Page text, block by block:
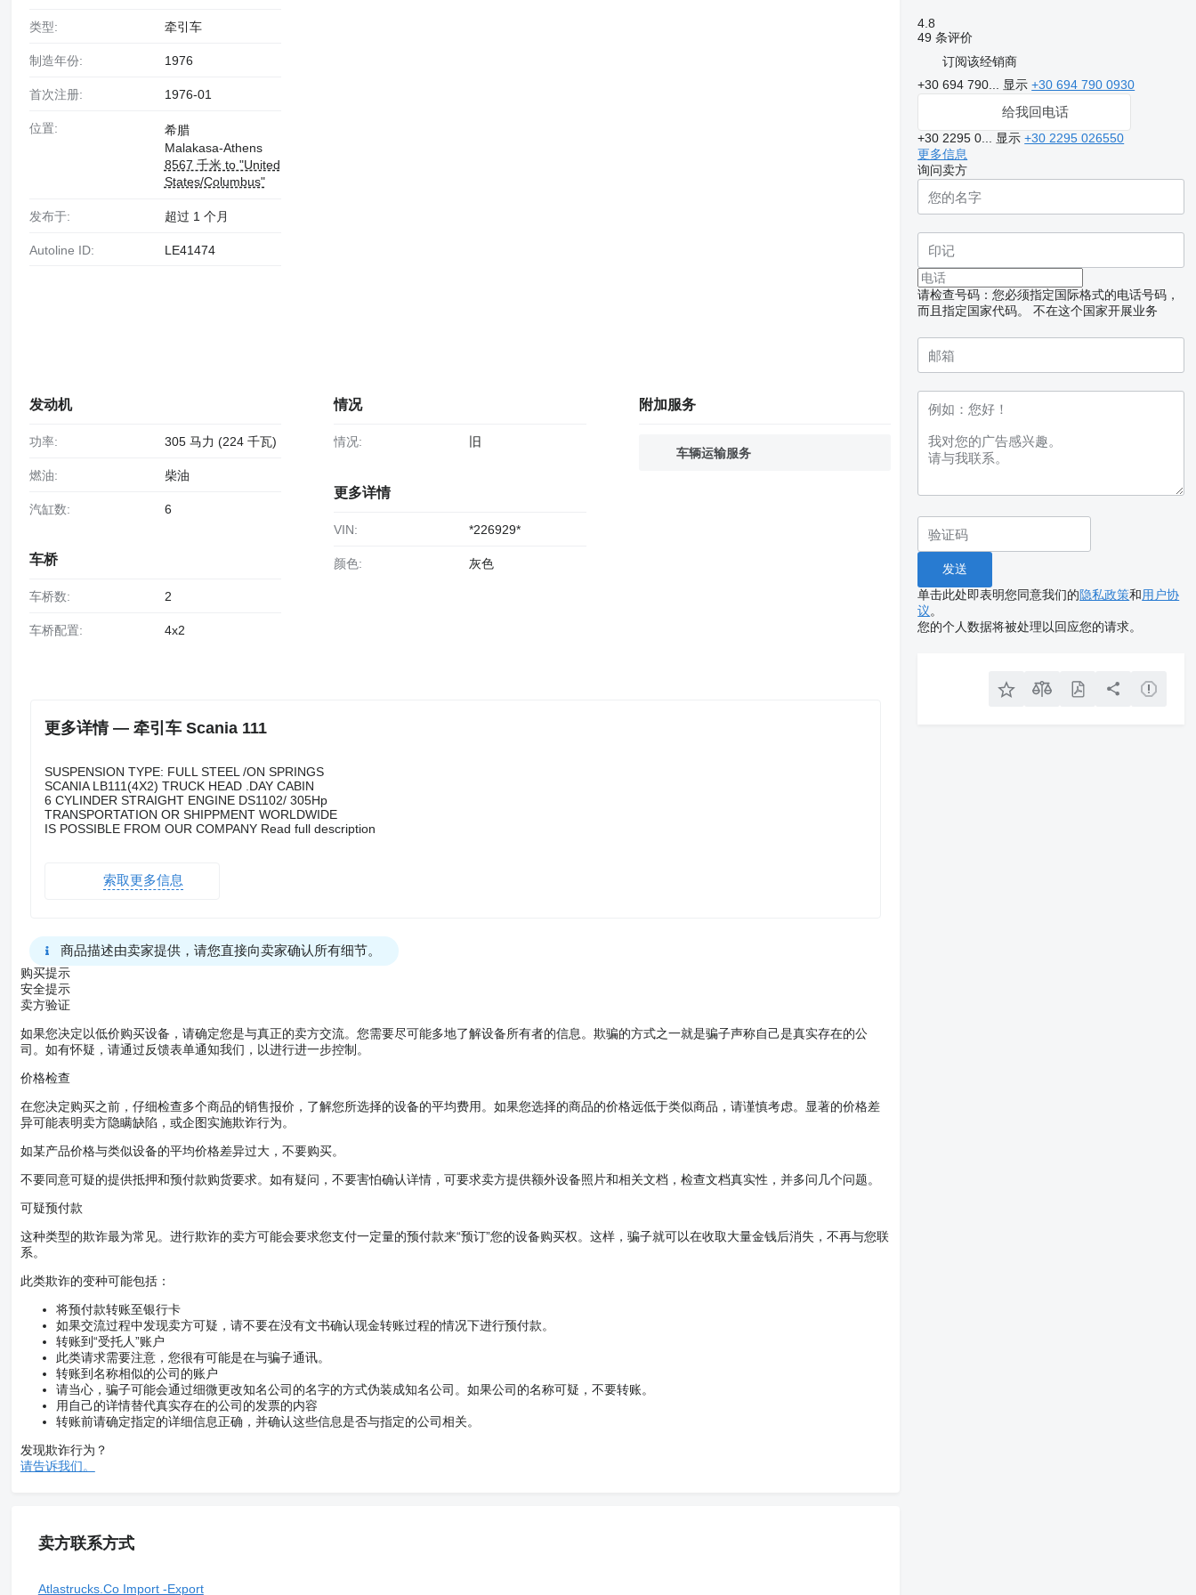
类型: 牵引车
制造年份: 1976
首次注册: 1976-01
位置:
希腊
Malakasa-Athens
8567 千米 to "United
States/Columbus"
发布于: 超过 1 个月
Autoline ID: LE41474
发动机
功率: 305 马力 (224 千瓦)
燃油: 柴油
汽缸数: 6
车桥
车桥数: 2
车桥配置: 4x2
情况
情况: 旧
更多详情
VIN: *226929*
颜色: 灰色
附加服务
车辆运输服务
更多详情 — 牵引车 Scania 111
SUSPENSION TYPE: FULL STEEL /ON SPRINGS
SCANIA LB111(4X2) TRUCK HEAD .DAY CABIN
6 CYLINDER STRAIGHT ENGINE DS1102/ 305Hp
TRANSPORTATION OR SHIPPMENT WORLDWIDE
IS POSSIBLE FROM OUR COMPANY Read full description
索取更多信息
商品描述由卖家提供，请您直接向卖家确认所有细节。
购买提示
安全提示
卖方验证
如果您决定以低价购买设备，请确定您是与真正的卖方交流。您需要尽可能多地了解设备所有者的信息。欺骗的方式之一就是骗子声称自己是真实存在的公
司。如有怀疑，请通过反馈表单通知我们，以进行进一步控制。
价格检查
在您决定购买之前，仔细检查多个商品的销售报价，了解您所选择的设备的平均费用。如果您选择的商品的价格远低于类似商品，请谨慎考虑。显著的价格差
异可能表明卖方隐瞒缺陷，或企图实施欺诈行为。
如某产品价格与类似设备的平均价格差异过大，不要购买。
不要同意可疑的提供抵押和预付款购货要求。如有疑问，不要害怕确认详情，可要求卖方提供额外设备照片和相关文档，检查文档真实性，并多问几个问题。
可疑预付款
这种类型的欺诈最为常见。进行欺诈的卖方可能会要求您支付一定量的预付款来“预订”您的设备购买权。这样，骗子就可以在收取大量金钱后消失，不再与您联
系。
此类欺诈的变种可能包括：
将预付款转账至银行卡
如果交流过程中发现卖方可疑，请不要在没有文书确认现金转账过程的情况下进行预付款。
转账到“受托人”账户
此类请求需要注意，您很有可能是在与骗子通讯。
转账到名称相似的公司的账户
请当心，骗子可能会通过细微更改知名公司的名字的方式伪装成知名公司。如果公司的名称可疑，不要转账。
用自己的详情替代真实存在的公司的发票的内容
转账前请确定指定的详细信息正确，并确认这些信息是否与指定的公司相关。
发现欺诈行为？
请告诉我们。
卖方联系方式
Atlastrucks.Co Import -Export
4.8
49 条评价
订阅该经销商
+30 694 790... 显示+30 694 790 0930
给我回电话
+30 2295 0... 显示+30 2295 026550
更多信息
询问卖方
请检查号码：您必须指定国际格式的电话号码，
而且指定国家代码。
不在这个国家开展业务
单击此处即表明您同意我们的隐私政策和用户协
议。
您的个人数据将被处理以回应您的请求。